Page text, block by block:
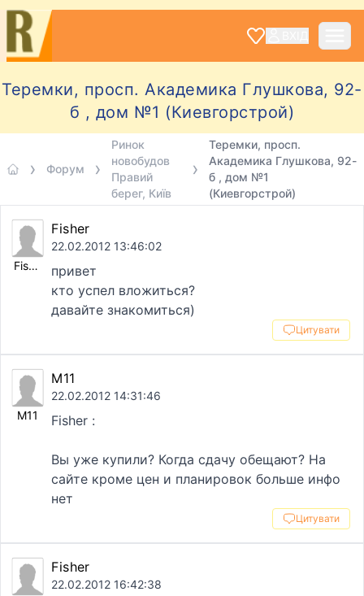
Теремки, просп. Академика Глушкова, 92-
б , дом №1 (Киевгорстрой)
Форум
Ринок
новобудов
Правий
берег, Київ
Теремки, просп.
Академика Глушкова, 92-
б , дом №1
(Киевгорстрой)
Fisher
Fisher
22.02.2012 13:46:02
привет
кто успел вложиться?
давайте знакомиться)
Цитувати
M11
M11
22.02.2012 14:31:46
Fisher :
Вы уже купили? Когда сдачу обещают? На
сайте кроме цен и планировок больше инфо
нет
Цитувати
Fisher
22.02.2012 16:42:38